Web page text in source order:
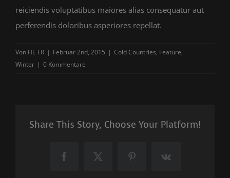
reiciendis voluptatibus maiores alias consequatur aut
perferendis doloribus asperiores repellat.
Von HE FR | Februar 2nd, 2015 | Cold Countries, Feature,
Winter | 0 Kommentare
Share This Story, Choose Your Platform!
FacebookX PinterestVk